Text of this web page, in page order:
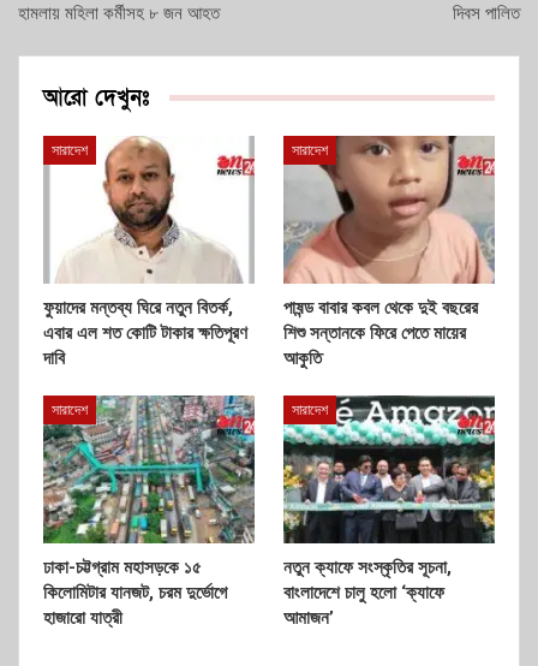
হামলায় মহিলা কর্মীসহ ৮ জন আহত
দিবস পালিত
আরো দেখুনঃ
সারাদেশ
ফুয়াদের মন্তব্য ঘিরে নতুন বিতর্ক,
এবার এল শত কোটি টাকার ক্ষতিপূরণ
দাবি
সারাদেশ
পাষন্ড বাবার কবল থেকে দুই বছরের
শিশু সন্তানকে ফিরে পেতে মায়ের
আকুতি
সারাদেশ
ঢাকা-চট্টগ্রাম মহাসড়কে ১৫
কিলোমিটার যানজট, চরম দুর্ভোগে
হাজারো যাত্রী
সারাদেশ
নতুন ক্যাফে সংস্কৃতির সূচনা,
বাংলাদেশে চালু হলো ‘ক্যাফে
আমাজন’